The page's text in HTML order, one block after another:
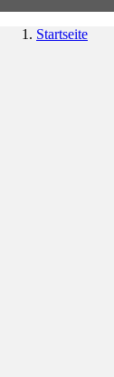
Startseite